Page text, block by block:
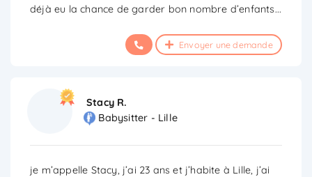
déjà eu la chance de garder bon nombre d’enfants...
Envoyer une demande
Stacy R.
Babysitter - Lille
je m’appelle Stacy, j’ai 23 ans et j’habite à Lille, j’ai